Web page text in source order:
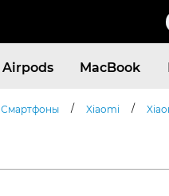
Airpods MacBook
Смартфоны / Xiaomi /